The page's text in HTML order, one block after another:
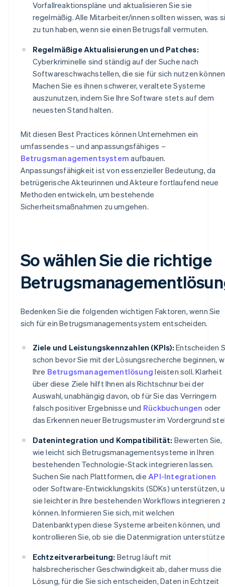
Vorfallreaktionspläne und aktualisieren Sie sie
regelmäßig. Alle Mitarbeiter/innen sollten wissen, was
zu tun haben, wenn sie einen Betrugsfall vermuten.
Regelmäßige Aktualisierungen und Patches:
Cyberkriminelle sind ständig auf der Suche nach
Softwareschwachstellen, die sie für sich nutzen
Machen Sie es ihnen schwerer, veraltete Systeme
auszunutzen, indem Sie Ihre Software stets auf dem
neuesten Stand halten.
Mit diesen Best Practices können Unternehmen ein
umfassendes – und anpassungsfähiges –
Betrugsmanagementsystem aufbauen.
Anpassungsfähigkeit ist von essenzieller Bedeutung, da
betrügerische Akteurinnen und Akteure fortlaufend neue
Methoden entwickeln, um bestehende
Sicherheitsmaßnahmen zu umgehen.
So wählen Sie die richtige
Bedenken Sie die folgenden wichtigen Faktoren, wenn Sie
sich für ein Betrugsmanagementsystem entscheiden.
Ziele und Leistungskennzahlen (KPIs): Entscheiden
schon bevor Sie mit der Lösungsrecherche beginnen,
Ihre Betrugsmanagementlösung leisten soll. Klarheit
über diese Ziele hilft Ihnen als Richtschnur bei der
Auswahl, unabhängig davon, ob für Sie das Verringern
falsch positiver Ergebnisse und Rückbuchungen oder
das Erkennen neuer Betrugsmuster im Vordergrund
Datenintegration und Kompatibilität: Bewerten Sie,
wie leicht sich Betrugsmanagementsysteme in Ihren
bestehenden Technologie-Stack integrieren lassen.
Suchen Sie nach Plattformen, die API-Integrationen
oder Software-Entwicklungskits (SDKs) unterstützen,
sie leichter in Ihre bestehenden Workflows integrieren
können. Informieren Sie sich, mit welchen
Datenbanktypen diese Systeme arbeiten können, und
kontrollieren Sie, ob sie die Datenmigration
Echtzeitverarbeitung: Betrug läuft mit
halsbrecherischer Geschwindigkeit ab, daher muss die
Lösung, für die Sie sich entscheiden, Daten in Echtzeit